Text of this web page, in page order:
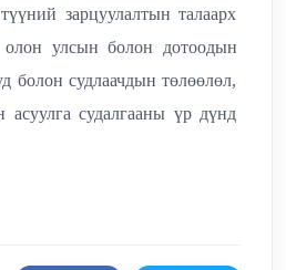
зарцуулалтын талаарх
олон улсын болон дотоодын
болон судлаачдын төлөөлөл,
асуулга судалгааны үр дүнд